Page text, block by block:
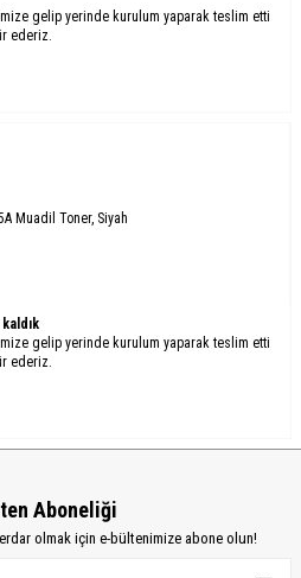
gelip yerinde kurulum yaparak teslim etti
ederiz.
Muadil Toner, Siyah
gelip yerinde kurulum yaparak teslim etti
ederiz.
Aboneliği
olmak için e-bültenimize abone olun!